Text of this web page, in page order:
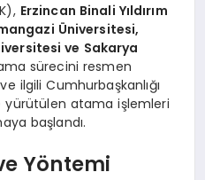
Erzincan Binali Yıldırım
Üniversitesi,
ve Sakarya
sürecini resmen
ilgili Cumhurbaşkanlığı
yürütülen atama işlemleri
başlandı.
Yöntemi